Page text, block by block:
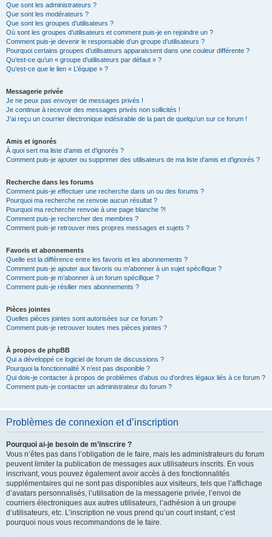
Que sont les administrateurs ?
Que sont les modérateurs ?
Que sont les groupes d’utilisateurs ?
Où sont les groupes d’utilisateurs et comment puis-je en rejoindre un ?
Comment puis-je devenir le responsable d’un groupe d’utilisateurs ?
Pourquoi certains groupes d’utilisateurs apparaissent dans une couleur différente ?
Qu’est-ce qu’un « groupe d’utilisateurs par défaut » ?
Qu’est-ce que le lien « L’équipe » ?
Messagerie privée
Je ne peux pas envoyer de messages privés !
Je continue à recevoir des messages privés non sollicités !
J’ai reçu un courrier électronique indésirable de la part de quelqu’un sur ce forum !
Amis et ignorés
À quoi sert ma liste d’amis et d’ignorés ?
Comment puis-je ajouter ou supprimer des utilisateurs de ma liste d’amis et d’ignorés ?
Recherche dans les forums
Comment puis-je effectuer une recherche dans un ou des forums ?
Pourquoi ma recherche ne renvoie aucun résultat ?
Pourquoi ma recherche renvoie à une page blanche ?!
Comment puis-je rechercher des membres ?
Comment puis-je retrouver mes propres messages et sujets ?
Favoris et abonnements
Quelle est la différence entre les favoris et les abonnements ?
Comment puis-je ajouter aux favoris ou m’abonner à un sujet spécifique ?
Comment puis-je m’abonner à un forum spécifique ?
Comment puis-je résilier mes abonnements ?
Pièces jointes
Quelles pièces jointes sont autorisées sur ce forum ?
Comment puis-je retrouver toutes mes pièces jointes ?
À propos de phpBB
Qui a développé ce logiciel de forum de discussions ?
Pourquoi la fonctionnalité X n’est pas disponible ?
Qui dois-je contacter à propos de problèmes d’abus ou d’ordres légaux liés à ce forum ?
Comment puis-je contacter un administrateur du forum ?
Problèmes de connexion et d’inscription
Pourquoi ai-je besoin de m’inscrire ?
Vous n’êtes pas dans l’obligation de le faire, mais les administrateurs du forum
peuvent limiter la publication de messages aux utilisateurs inscrits. En vous
inscrivant, vous pouvez également avoir accès à des fonctionnalités
supplémentaires qui ne sont pas disponibles aux visiteurs, tels que l’affichage
d’avatars personnalisés, l’utilisation de la messagerie privée, l’envoi de
courriers électroniques aux autres utilisateurs, l’adhésion à un groupe
d’utilisateurs, etc. L’inscription ne vous prend qu’un court instant, c’est
pourquoi nous vous recommandons de le faire.